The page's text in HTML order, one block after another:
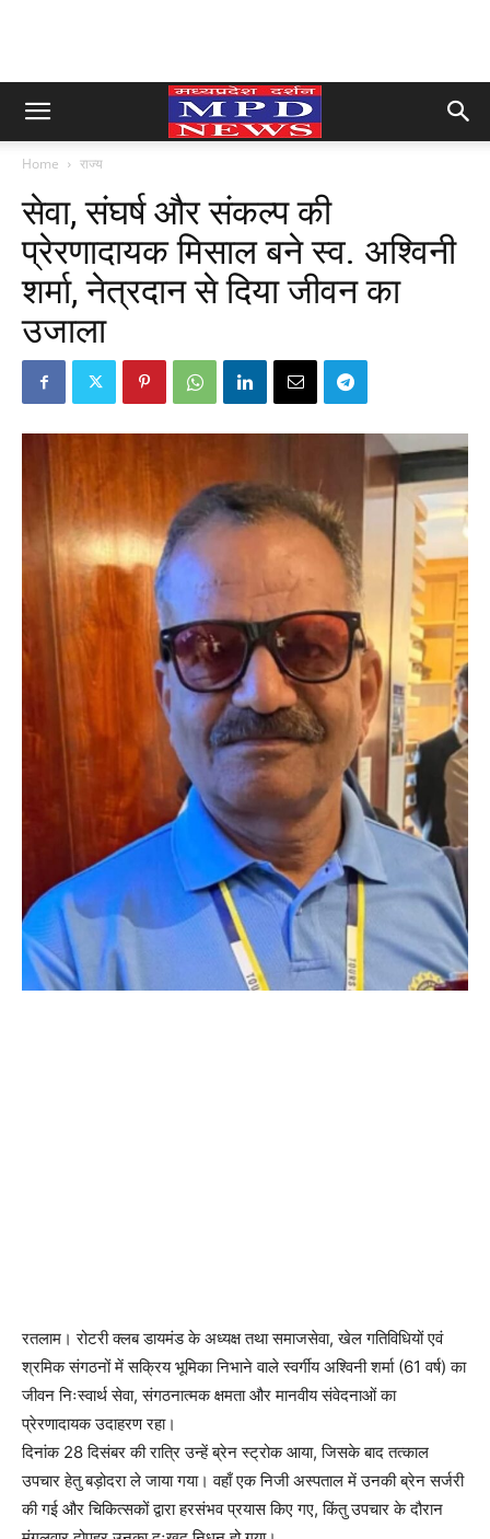
Home राज्य
सेवा, संघर्ष और संकल्प की
प्रेरणादायक मिसाल बने स्व. अश्विनी
शर्मा, नेत्रदान से दिया जीवन का
उजाला
रतलाम। रोटरी क्लब डायमंड के अध्यक्ष तथा समाजसेवा, खेल गतिविधियों एवं
श्रमिक संगठनों में सक्रिय भूमिका निभाने वाले स्वर्गीय अश्विनी शर्मा (61 वर्ष) का
जीवन निःस्वार्थ सेवा, संगठनात्मक क्षमता और मानवीय संवेदनाओं का
प्रेरणादायक उदाहरण रहा।
दिनांक 28 दिसंबर की रात्रि उन्हें ब्रेन स्ट्रोक आया, जिसके बाद तत्काल
उपचार हेतु बड़ोदरा ले जाया गया। वहाँ एक निजी अस्पताल में उनकी ब्रेन सर्जरी
की गई और चिकित्सकों द्वारा हरसंभव प्रयास किए गए, किंतु उपचार के दौरान